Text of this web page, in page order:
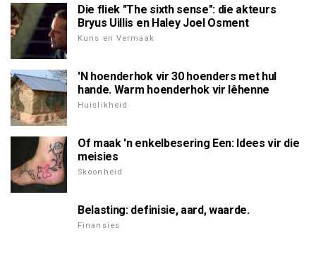
Die fliek "The sixth sense": die akteurs
Bryus Uillis en Haley Joel Osment
Kuns en Vermaak
'N hoenderhok vir 30 hoenders met hul
hande. Warm hoenderhok vir lêhenne
Huislikheid
Of maak 'n enkelbesering Een: Idees vir die
meisies
Skoonheid
Belasting: definisie, aard, waarde.
Finansies